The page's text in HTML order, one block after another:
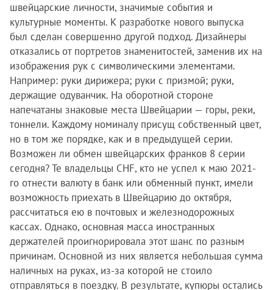
швейцарские личности, значимые события и
культурные моменты. К разработке нового выпуска
был сделан совершенно другой подход. Дизайнеры
отказались от портретов знаменитостей, заменив их на
изображения рук с символическими элементами.
Например: руки дирижера; руки с призмой; руки,
держащие одуванчик. На оборотной стороне
напечатаны знаковые места Швейцарии — горы, реки,
тоннели. Каждому номиналу присущ собственный цвет,
но в том же порядке, как и в предыдущей серии.
Возможен ли обмен швейцарских франков 8 серии
сегодня? Те владельцы CHF, кто не успел к маю 2021-
го отнести валюту в банк или обменный пункт, имели
возможность приехать в Швейцарию до октября,
рассчитаться ею в почтовых и железнодорожных
кассах. Однако, основная масса иностранных
держателей проигнорировала этот шанс по разным
причинам. Основной из них является небольшая сумма
наличных на руках, из-за которой не стоило
отправляться в поездку. В результате, купюры остались